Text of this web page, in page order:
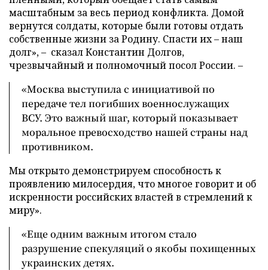
масштабным за весь период конфликта. Домой
вернутся солдаты, которые были готовы отдать
собственные жизни за Родину. Спасти их – наш
долг», – сказал Константин Долгов,
чрезвычайный и полномочный посол России. –
«Москва выступила с инициативой по
передаче тел погибших военнослужащих
ВСУ. Это важный шаг, который показывает
моральное превосходство нашей страны над
противником.
Мы открыто демонстрируем способность к
проявлению милосердия, что многое говорит и об
искренности российских властей в стремлений к
миру».
«Еще одним важным итогом стало
разрушение спекуляций о якобы похищенных
украинских детях.